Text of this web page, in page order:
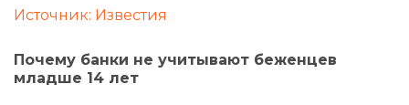
Источник: Известия
Почему банки не учитывают беженцев
младше 14 лет